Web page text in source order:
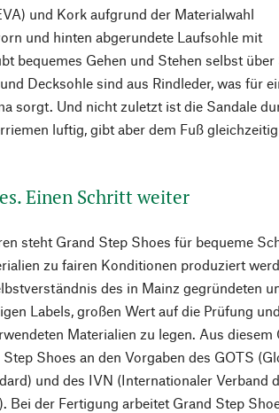
und Kork aufgrund der Materialwahl
und hinten abgerundete Laufsohle mit
bequemes Gehen und Stehen selbst über
Decksohle sind aus Rindleder, was für
sorgt. Und nicht zuletzt ist die Sandale
luftig, gibt aber dem Fuß
Einen Schritt weiter
steht Grand Step Shoes für bequeme
zu fairen Konditionen produziert
des in Mainz gegründeten
Labels, großen Wert auf die Prüfung
Materialien zu legen. Aus diesem
Shoes an den Vorgaben des GOTS
und des IVN (Internationaler Verband
Bei der Fertigung arbeitet Grand Step